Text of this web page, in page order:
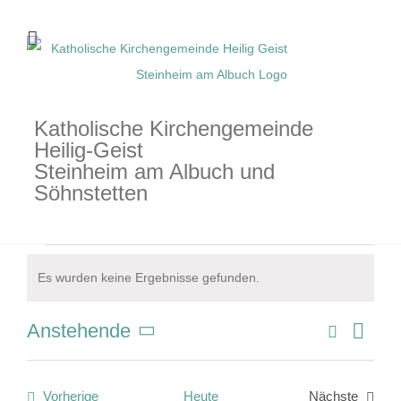
Inhalt
Katholische Kirchengemeinde
Heilig-Geist
Steinheim am Albuch und
Söhnstetten
Veranstaltungen
Es wurden keine Ergebnisse gefunden.
Suche
Liste
Anstehende
Datum
VorherigeVeranstaltungenHeute
Nächste